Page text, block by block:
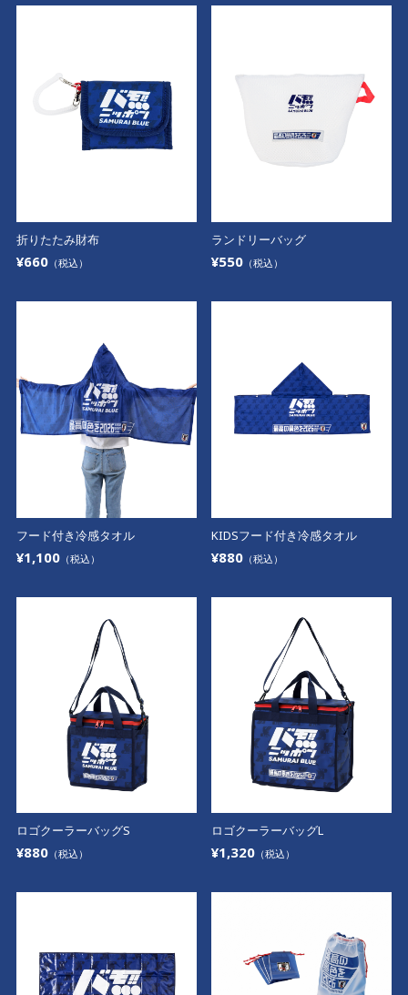
折りたたみ財布
¥660（税込）
ランドリーバッグ
¥550 （税込）
フード付き冷感タオル
¥1,100（税込）
KIDSフード付き冷感タオル
¥880 （税込）
ロゴクーラーバッグS
¥880（税込）
ロゴクーラーバッグL
¥1,320 （税込）